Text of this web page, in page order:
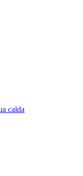
calda